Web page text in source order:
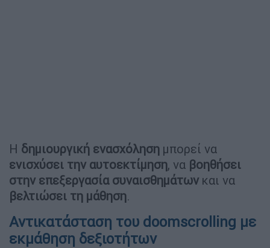
Η δημιουργική ενασχόληση μπορεί να
ενισχύσει την αυτοεκτίμηση, να βοηθήσει
στην επεξεργασία συναισθημάτων και να
βελτιώσει τη μάθηση.
Αντικατάσταση του doomscrolling με
εκμάθηση δεξιοτήτων